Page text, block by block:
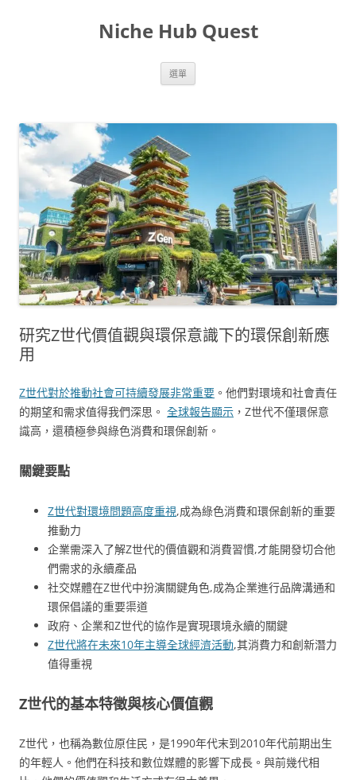
Niche Hub Quest
選單
研究Z世代價值觀與環保意識下的環保創新應
用
Z世代對於推動社會可持續發展非常重要 。他們對環境和社會責任
的期望和需求值得我們深思。 全球報告顯示 ，Z世代不僅環保意
識高，還積極參與綠色消費和環保創新。
關鍵要點
Z世代對環境問題高度重視,成為綠色消費和環保創新的重要
推動力
企業需深入了解Z世代的價值觀和消費習慣,才能開發切合他
們需求的永續產品
社交媒體在Z世代中扮演關鍵角色,成為企業進行品牌溝通和
環保倡議的重要渠道
政府、企業和Z世代的協作是實現環境永續的關鍵
Z世代將在未來10年主導全球經濟活動,其消費力和創新潛力
值得重視
Z世代的基本特徵與核心價值觀
Z世代，也稱為數位原住民，是1990年代末到2010年代前期出生
的年輕人。他們在科技和數位媒體的影響下成長。與前幾代相